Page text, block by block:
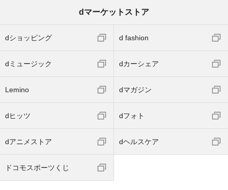
dマーケットストア
dショッピング d fashion
dミュージック dカーシェア
Lemino dマガジン
dヒッツ dフォト
dアニメストア dヘルスケア
ドコモスポーツくじ